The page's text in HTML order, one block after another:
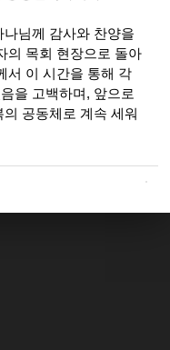
님께 감사와 찬양을
의 목회 현장으로 돌아
서 이 시간을 통해 각
을 고백하며, 앞으로
공동체로 계속 세워